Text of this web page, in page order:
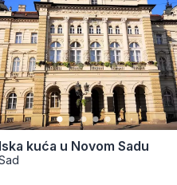
kuća u Novom Sadu